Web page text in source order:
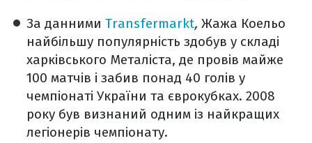
За данними Transfermarkt, Жажа Коельо
найбільшу популярність здобув у складі
харківського Металіста, де провів майже
100 матчів і забив понад 40 голів у
чемпіонаті України та єврокубках. 2008
року був визнаний одним із найкращих
легіонерів чемпіонату.